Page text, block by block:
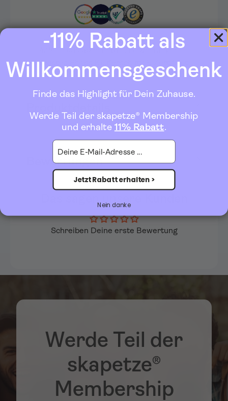
★★★★★
4.96/5 aus über 1.1 Mio. Bewertungen
✔ Trusted Shops Käuferschutz & Zertifikat
Bewertungen
Schreiben Deine erste Bewertung
Werde Teil der
skapetze®
Membership
-11% Rabatt als
Willkommensgeschenk
Finde das Highlight für Dein Zuhause.
Werde Teil der skapetze® Membership
und erhalte 11% Rabatt.
E-Mail
Jetzt Rabatt erhalten >
Nein danke